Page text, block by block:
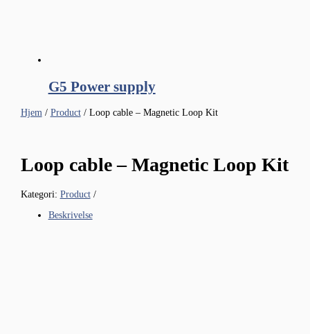
G5 Power supply
Hjem/ Product/ Loop cable – Magnetic Loop Kit
Loop cable – Magnetic Loop Kit
Kategori: Product
Beskrivelse